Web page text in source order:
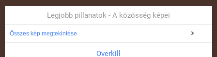
Legjobb pillanatok - A közösség képei
Összes kép megtekintése
Overkill